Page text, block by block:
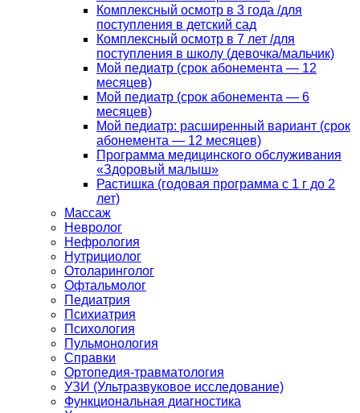
Комплексный осмотр в 3 года /для
поступления в детский сад
Комплексный осмотр в 7 лет /для
поступления в школу (девочка/мальчик)
Мой педиатр (срок абонемента — 12
месяцев)
Мой педиатр (срок абонемента — 6
месяцев)
Мой педиатр: расширенный вариант (срок
абонемента — 12 месяцев)
Программа медицинского обслуживания
«Здоровый малыш»
Растишка (годовая программа с 1 г до 2
лет)
Массаж
Невролог
Нефрология
Нутрициолог
Отоларинголог
Офтальмолог
Педиатрия
Психиатрия
Психология
Пульмонология
Справки
Ортопедия-травматология
УЗИ (Ультразвуковое исследование)
Функциональная диагностика